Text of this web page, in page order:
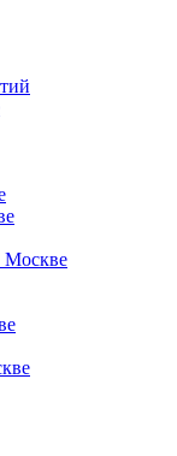
Москве